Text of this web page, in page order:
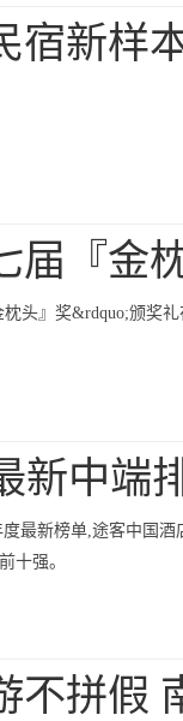
宿新样
届『金
头』奖&rdquo;颁奖
新中端
最新榜单,途客中国
十强。
不拼假